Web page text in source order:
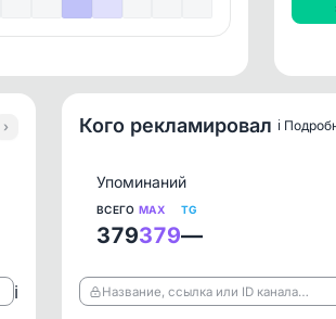
›
ℹ️
Кого рекламировал ℹ️
Упоминаний
ВСЕГО
379
MAX
379
TG
—
Название, ссылка или ID канала…